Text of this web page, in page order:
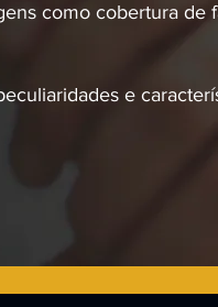
como cobertura de
e